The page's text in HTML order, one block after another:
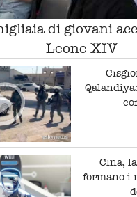
di giovani
Leone XIV
Cina,
formano i